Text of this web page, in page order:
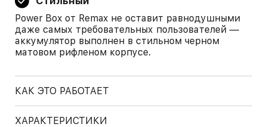
Power Box от Remax не оставит равнодушными
даже самых требовательных пользователей —
аккумулятор выполнен в стильном черном
матовом рифленом корпусе.
КАК ЭТО РАБОТАЕТ
ХАРАКТЕРИСТИКИ